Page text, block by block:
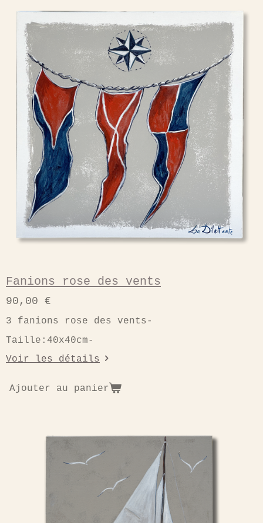
Fanions rose des vents
90,00 €
3 fanions rose des vents-
Taille:40x40cm-
Voir les détails
Ajouter au panier